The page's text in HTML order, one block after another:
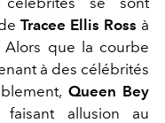
Tracee Ellis Ross à
Alors que la courbe
à des célébrités
Queen Bey
allusion au